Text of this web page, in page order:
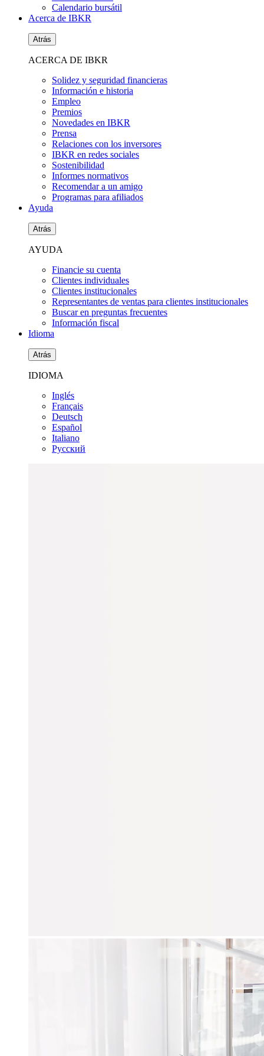
Calendario bursátil
Acerca de IBKR
Atrás
ACERCA DE IBKR
Solidez y seguridad financieras
Información e historia
Empleo
Premios
Novedades en IBKR
Prensa
Relaciones con los inversores
IBKR en redes sociales
Sostenibilidad
Informes normativos
Recomendar a un amigo
Programas para afiliados
Ayuda
Atrás
AYUDA
Financie su cuenta
Clientes individuales
Clientes institucionales
Representantes de ventas para clientes institucionales
Buscar en preguntas frecuentes
Información fiscal
Idioma
Atrás
IDIOMA
Inglés
Français
Deutsch
Español
Italiano
Pусский